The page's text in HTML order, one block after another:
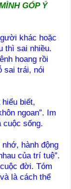
GÓP Ý
khác hoặc
thì sai nhiều.
hoang rồi
sai trái, nói
biết,
ngoan”. Im
cuộc sống.
hành động
của trí tuệ”.
đời. Tóm
là cách thể